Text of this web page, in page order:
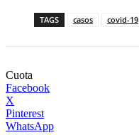
TAGS casos covid-19
Cuota
Facebook
X
Pinterest
WhatsApp